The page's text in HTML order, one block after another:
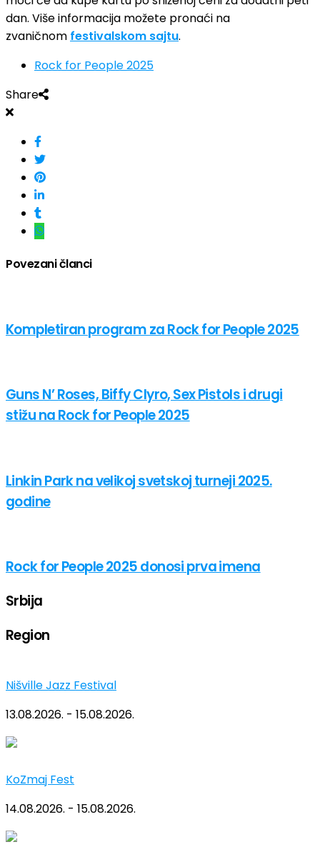
dan. Više informacija možete pronaći na
zvaničnom festivalskom sajtu.
Rock for People 2025
Share
Povezani članci
Kompletiran program za Rock for People 2025
Guns N’ Roses, Biffy Clyro, Sex Pistols i drugi
stižu na Rock for People 2025
Linkin Park na velikoj svetskoj turneji 2025.
godine
Rock for People 2025 donosi prva imena
Srbija
Region
Nišville Jazz Festival
13.08.2026. - 15.08.2026.
KoZmaj Fest
14.08.2026. - 15.08.2026.